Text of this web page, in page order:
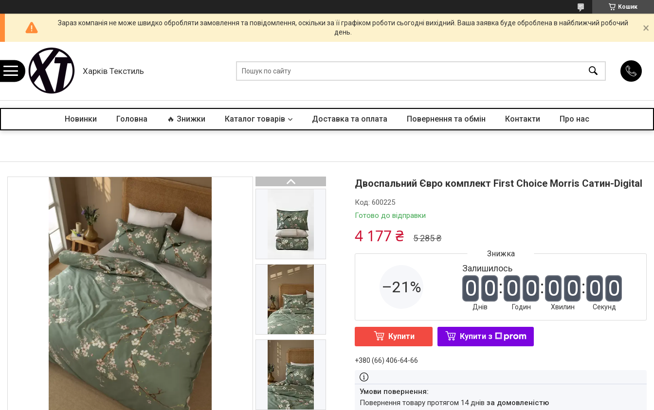
Кошик
Зараз компанія не може швидко обробляти замовлення та повідомлення, оскільки за її графіком роботи сьогодні вихідний. Ваша заявка буде оброблена в найближчий робочий
день.
Харків Текстиль
Новинки Головна 🔥 Знижки Каталог товарів Доставка та оплата Повернення та обмін Контакти Про нас
Двоспальний Євро комплект First Choice Morris Сатин-Digital
Готово до відправки
Код:600225
5 285 ₴
4 177 ₴
–21%
Залишилось
0 0
Днів
0 0
Годин
0 0
Хвилин
0 0
Секунд
Купити Купити з
+380 (66) 406-64-66
повернення товару протягом 14 днівза домовленістю